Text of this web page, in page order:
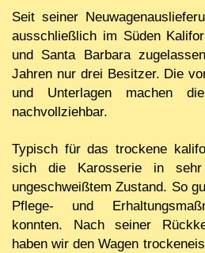
Seit seiner
ausschließlich im Süden
und Santa Barbara
Jahren nur drei Besitzer. Die
und Unterlagen machen
nachvollziehbar.
Typisch für das trockene
sich die Karosserie in
ungeschweißtem Zustand. So
Pflege- und
konnten. Nach seiner
haben wir den Wagen